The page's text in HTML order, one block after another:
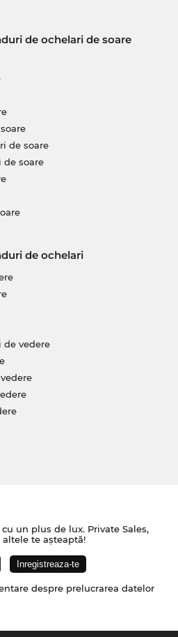
de ochelari de soare
de soare
de soare
de ochelari
de vedere
un plus de lux. Private Sales,
te așteaptă!
despre prelucrarea datelor